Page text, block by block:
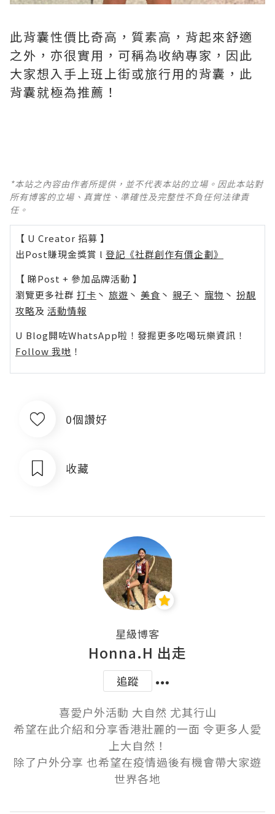
此背囊性價比奇高，質素高，背起來舒適
之外，亦很實用，可稱為收納專家，因此
大家想入手上班上街或旅行用的背囊，此
背囊就極為推薦！
*本站之內容由作者所提供，並不代表本站的立場。因此本站對
所有博客的立場、真實性、準確性及完整性不負任何法律責
任。
【 U Creator 招募 】
出Post賺現金獎賞 l 登記《社群創作有價企劃》
【 睇Post + 參加品牌活動 】
瀏覽更多社群 打卡 丶 旅遊 丶 美食 丶 親子 丶 寵物 丶 扮靚
攻略及 活動情報
U Blog開咗WhatsApp啦！發掘更多吃喝玩樂資訊！
Follow 我哋 ！
0個讚好
收藏
星級博客
Honna.H 出走
追蹤
喜愛户外活動 大自然 尤其行山
希望在此介紹和分享香港壯麗的一面 令更多人愛
上大自然！
除了户外分享 也希望在疫情過後有機會帶大家遊
世界各地